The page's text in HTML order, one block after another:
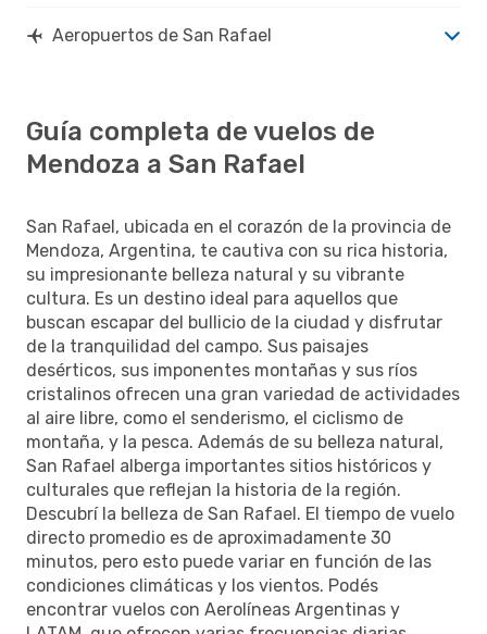
Aeropuertos de San Rafael
Guía completa de vuelos de
Mendoza a San Rafael
San Rafael, ubicada en el corazón de la provincia de
Mendoza, Argentina, te cautiva con su rica historia,
su impresionante belleza natural y su vibrante
cultura. Es un destino ideal para aquellos que
buscan escapar del bullicio de la ciudad y disfrutar
de la tranquilidad del campo. Sus paisajes
desérticos, sus imponentes montañas y sus ríos
cristalinos ofrecen una gran variedad de actividades
al aire libre, como el senderismo, el ciclismo de
montaña, y la pesca. Además de su belleza natural,
San Rafael alberga importantes sitios históricos y
culturales que reflejan la historia de la región.
Descubrí la belleza de San Rafael. El tiempo de vuelo
directo promedio es de aproximadamente 30
minutos, pero esto puede variar en función de las
condiciones climáticas y los vientos. Podés
encontrar vuelos con Aerolíneas Argentinas y